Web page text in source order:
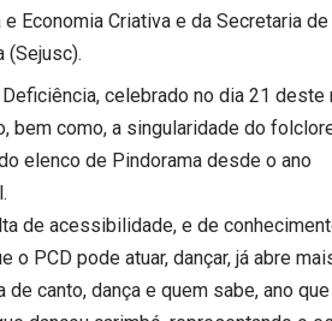
Economia Criativa e da Secretaria de
(Sejusc).
celebrado no dia 21 deste
bem como, a singularidade do
elenco de Pindorama desde o ano
de acessibilidade, e de
PCD pode atuar, dançar, já abre
canto, dança e quem sabe, ano